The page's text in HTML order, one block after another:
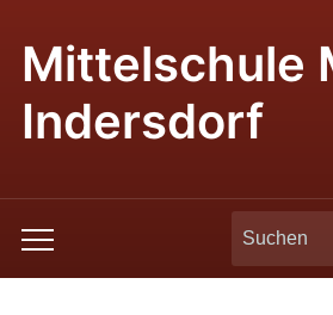
Mittelschule
Indersdorf
Toggle
mobile
Search
for: